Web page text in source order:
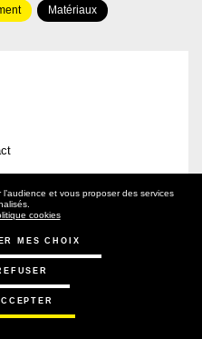
Type(s)
de
Matériaux
COLLABORATIONS
et vous proposer des services
cookies
MES CHOIX